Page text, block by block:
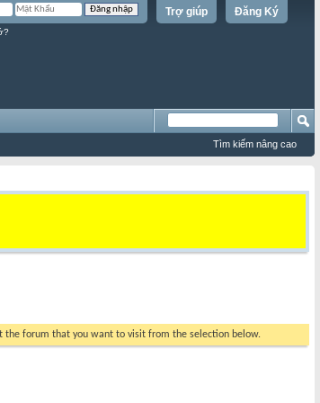
Đăng Ký
Trợ giúp
Tìm kiếm nâng cao
the forum that you want to visit from the selection below.